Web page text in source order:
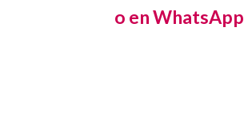
o en WhatsApp